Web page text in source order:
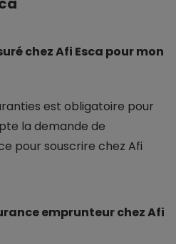
chez Afi Esca pour mon
est obligatoire pour
la demande de
pour souscrire chez Afi
emprunteur chez Afi